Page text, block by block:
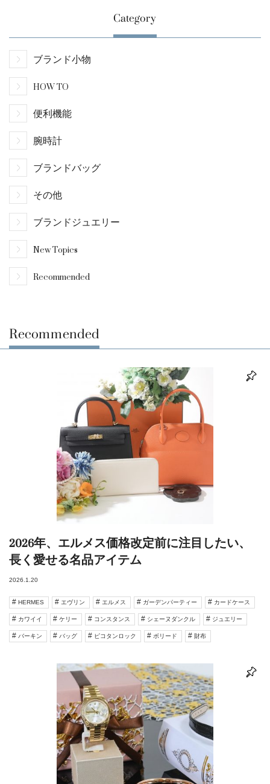
Category
ブランド小物
HOW TO
便利機能
腕時計
ブランドバッグ
その他
ブランドジュエリー
New Topics
Recommended
Recommended
2026年、エルメス価格改定前に注目したい、
長く愛せる名品アイテム
2026.1.20
HERMES エヴリン エルメス ガーデンパーティー カードケース
カワイイ ケリー コンスタンス シェーヌダンクル ジュエリー
バーキン バッグ ピコタンロック ボリード 財布